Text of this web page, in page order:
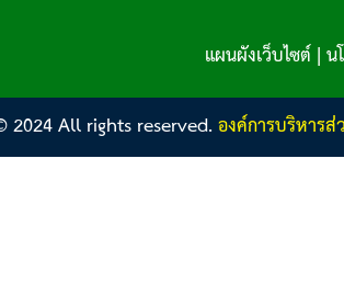
แผนผังเว็บไซต์|น
2024 All rights reserved.องค์การบริหาร